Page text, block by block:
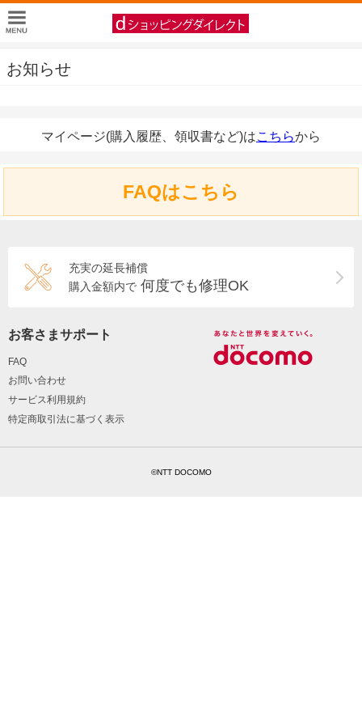
お知らせ
マイページ(購入履歴、領収書など)はこちらから
FAQはこちら
充実の延長補償
購入金額内で 何度でも修理OK
お客さまサポート
FAQ
お問い合わせ
サービス利用規約
特定商取引法に基づく表示
©NTT DOCOMO